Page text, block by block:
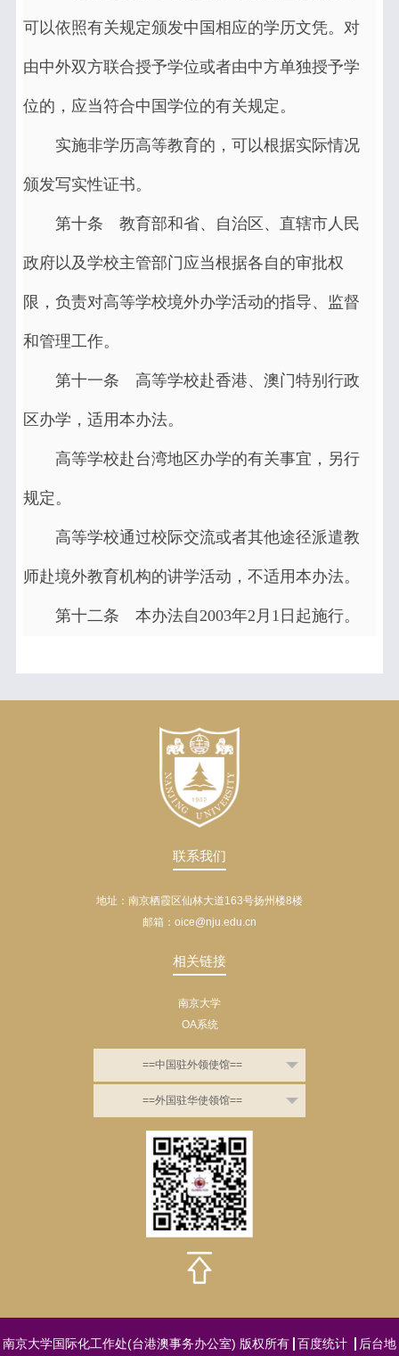
可以依照有关规定颁发中国相应的学历文凭。对
由中外双方联合授予学位或者由中方单独授予学
位的，应当符合中国学位的有关规定。
实施非学历高等教育的，可以根据实际情况
颁发写实性证书。
第十条 教育部和省、自治区、直辖市人民
政府以及学校主管部门应当根据各自的审批权
限，负责对高等学校境外办学活动的指导、监督
和管理工作。
第十一条 高等学校赴香港、澳门特别行政
区办学，适用本办法。
高等学校赴台湾地区办学的有关事宜，另行
规定。
高等学校通过校际交流或者其他途径派遣教
师赴境外教育机构的讲学活动，不适用本办法。
第十二条 本办法自2003年2月1日起施行。
联系我们
地址：南京栖霞区仙林大道163号扬州楼8楼
邮箱：oice@nju.edu.cn
相关链接
南京大学
OA系统
==中国驻外领使馆==
==外国驻华使领馆==
南京大学国际化工作处(台港澳事务办公室) 版权所有 百度统计 后台地